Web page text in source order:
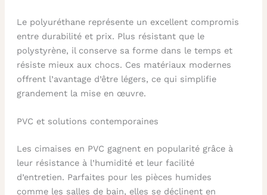
Le polyuréthane représente un excellent compromis
entre durabilité et prix. Plus résistant que le
polystyrène, il conserve sa forme dans le temps et
résiste mieux aux chocs. Ces matériaux modernes
offrent l’avantage d’être légers, ce qui simplifie
grandement la mise en œuvre.
PVC et solutions contemporaines
Les cimaises en PVC gagnent en popularité grâce à
leur résistance à l’humidité et leur facilité
d’entretien. Parfaites pour les pièces humides
comme les salles de bain, elles se déclinent en